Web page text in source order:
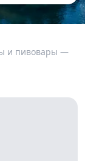
и пивовары —